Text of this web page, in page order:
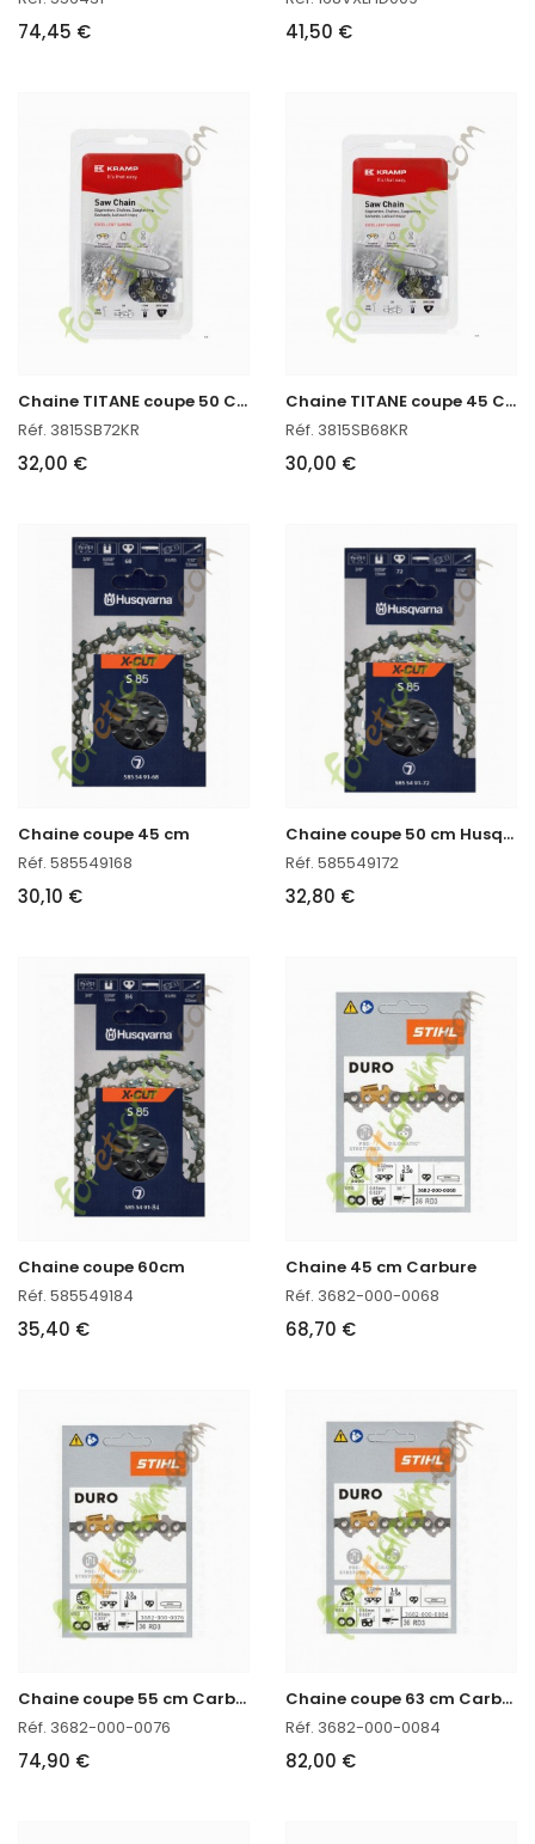
74,45 € 41,50 €
C
haine TITANE coupe 50 CM
Réf. 3815SB72KR
32,00 €
C
haine TITANE coupe 45 CM
Réf. 3815SB68KR
30,00 €
Chaine coupe 45 cm
Réf. 585549168
30,10 €
C
haine coupe 50 cm Husqvarna ref. 585549172 en stock
Réf. 585549172
32,80 €
Chaine coupe 60cm
Réf. 585549184
35,40 €
Chaine 45 cm Carbure
Réf. 3682-000-0068
68,70 €
C
haine coupe 55 cm Carbure
Réf. 3682-000-0076
74,90 €
C
haine coupe 63 cm Carbure
Réf. 3682-000-0084
82,00 €